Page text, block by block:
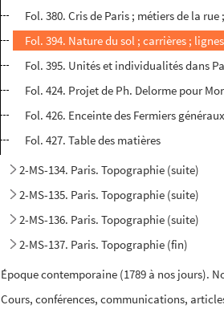
Fol. 380. Cris de Paris ; métiers de la
Fol. 394. Nature du sol ; carrières ;
Fol. 395. Unités et individualités dans
Fol. 424. Projet de Ph. Delorme pour
Fol. 426. Enceinte des Fermiers
Fol. 427. Table des matières
2-MS-134. Paris. Topographie (suite)
2-MS-135. Paris. Topographie (suite)
2-MS-136. Paris. Topographie (suite)
2-MS-137. Paris. Topographie (fin)
Époque contemporaine (1789 à nos jours).
Cours, conférences, communications,